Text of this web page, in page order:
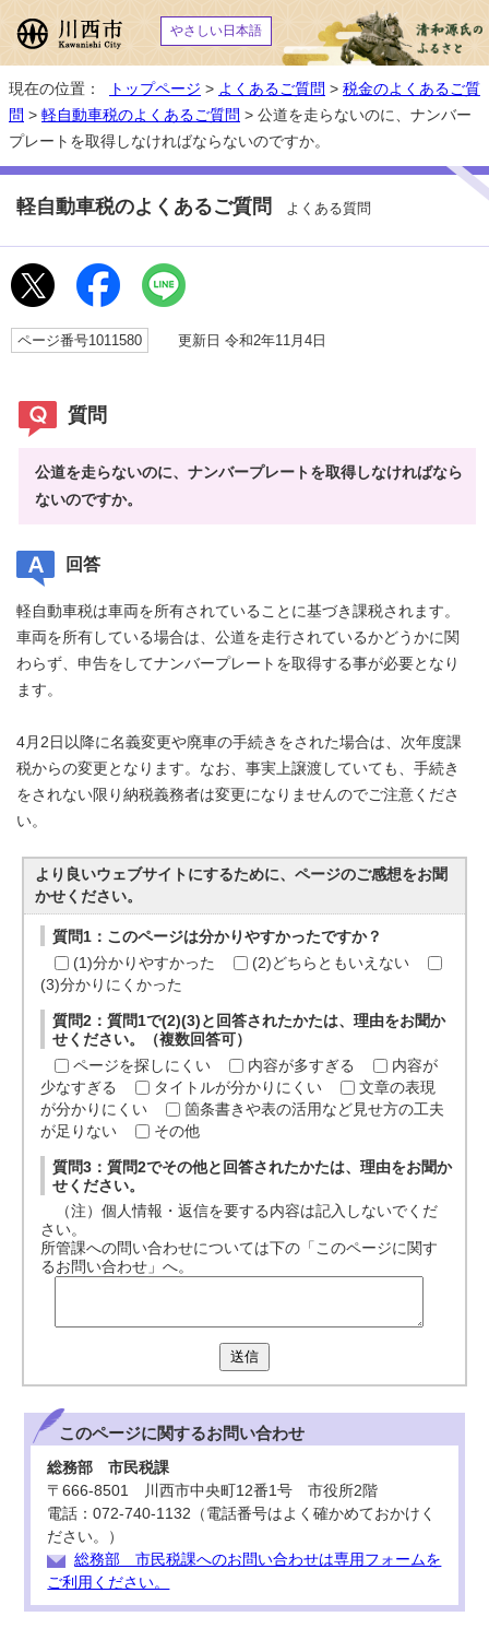
やさしい日本語
現在の位置： トップページ > よくあるご質問 > 税金のよくあるご質
問 > 軽自動車税のよくあるご質問 > 公道を走らないのに、ナンバー
プレートを取得しなければならないのですか。
軽自動車税のよくあるご質問 よくある質問
ページ番号1011580 更新日 令和2年11月4日
質問
公道を走らないのに、ナンバープレートを取得しなければなら
ないのですか。
回答
軽自動車税は車両を所有されていることに基づき課税されます。
車両を所有している場合は、公道を走行されているかどうかに関
わらず、申告をしてナンバープレートを取得する事が必要となり
ます。
4月2日以降に名義変更や廃車の手続きをされた場合は、次年度課
税からの変更となります。なお、事実上譲渡していても、手続き
をされない限り納税義務者は変更になりませんのでご注意くださ
い。
より良いウェブサイトにするために、ページのご感想をお聞
かせください。
質問1：このページは分かりやすかったですか？
(1)分かりやすかった
(2)どちらともいえない
(3)分かりにくかった
質問2：質問1で(2)(3)と回答されたかたは、理由をお聞か
せください。（複数回答可）
ページを探しにくい
内容が多すぎる
内容が
少なすぎる
タイトルが分かりにくい
文章の表現
が分かりにくい
箇条書きや表の活用など見せ方の工夫
が足りない
その他
質問3：質問2でその他と回答されたかたは、理由をお聞か
せください。
（注）個人情報・返信を要する内容は記入しないでくだ
さい。
所管課への問い合わせについては下の「このページに関す
るお問い合わせ」へ。
送信
このページに関するお問い合わせ
総務部 市民税課
〒666-8501 川西市中央町12番1号 市役所2階
電話：072-740-1132（電話番号はよく確かめておかけく
ださい。）
総務部 市民税課へのお問い合わせは専用フォームを
ご利用ください。